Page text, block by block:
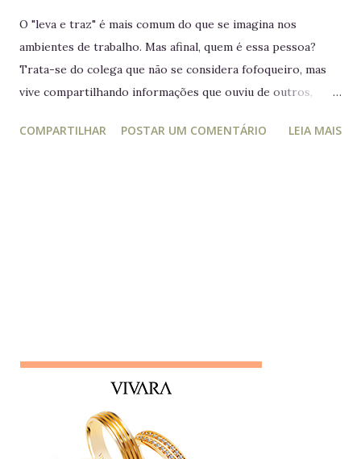
O "leva e traz" é mais comum do que se imagina nos
ambientes de trabalho. Mas afinal, quem é essa pessoa?
Trata-se do colega que não se considera fofoqueiro, mas
vive compartilhando informações que ouviu de outros,
prática, ele manipula e desagrega, usando informações
e está sempre metida em confusões. Colegas assim
raramente contribuem para a equipe - mantenha distância e
foque no seu trabalho. Impac...
COMPARTILHAR POSTAR UM COMENTÁRIO LEIA MAIS